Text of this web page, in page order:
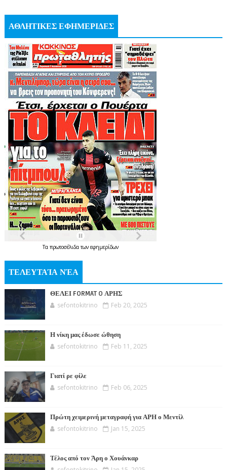
ΑΘΛΗΤΙΚΕΣ ΕΦΗΜΕΡΙΔΕΣ
Τα πρωτοσέλιδατων εφημερίδων
ΤΕΛΕΥΤΑΊΑ ΝΈΑ
ΘΕΛΕΙ FORMAT O ΑΡΗΣ
sefontokitrino Feb 20, 2025
Η νίκη μας έδωσε ώθηση
sefontokitrino Feb 11, 2025
Γιατί ρε φίλε
sefontokitrino Feb 06, 2025
Πρώτη χειμερινή μεταγραφή για ΑΡΗ ο Μεντίλ
sefontokitrino Jan 15, 2025
Τέλος από τον Άρη ο Χουάνκαρ